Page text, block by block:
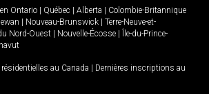
Ontario Québec Alberta
Colombie-Britannique
Nouveau-Brunswick
Terre-Neuve-et-
Nord-Ouest Nouvelle-Écosse
Île-du-Prince-
au Canada
Dernières inscriptions au